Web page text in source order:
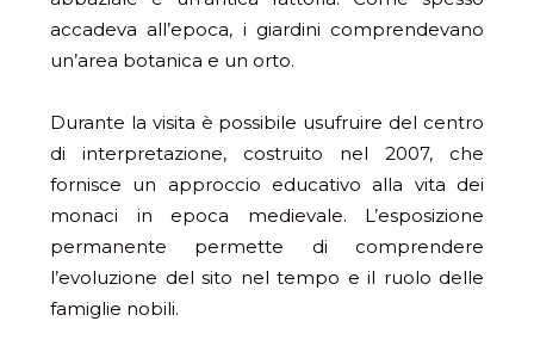
accadeva all’epoca, i giardini comprendevano
un’area botanica e un orto.
Durante la visita è possibile usufruire del centro
di interpretazione, costruito nel 2007, che
fornisce un approccio educativo alla vita dei
monaci in epoca medievale. L’esposizione
permanente permette di comprendere
l’evoluzione del sito nel tempo e il ruolo delle
famiglie nobili.